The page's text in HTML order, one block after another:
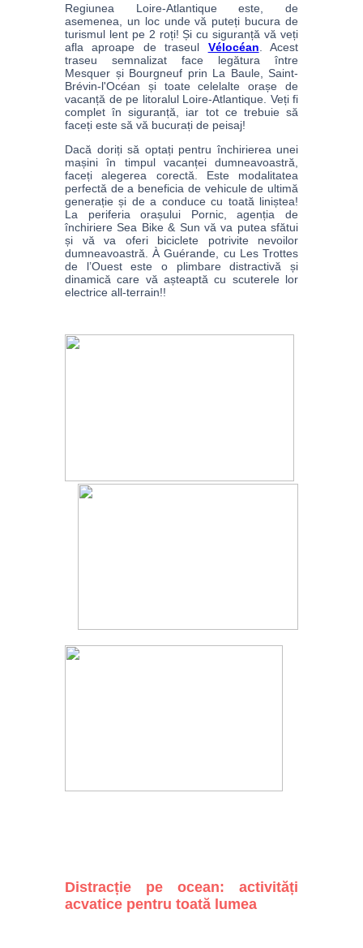
Regiunea Loire-Atlantique este, de
asemenea, un loc unde vă puteți bucura de
turismul lent pe 2 roți! Și cu siguranță vă veți
afla aproape de traseul Vélocéan . Acest
traseu semnalizat face legătura între
Mesquer și Bourgneuf prin La Baule, Saint-
Brévin-l'Océan și toate celelalte orașe de
vacanță de pe litoralul Loire-Atlantique. Veți fi
complet în siguranță, iar tot ce trebuie să
Dacă doriți să optați pentru închirierea unei
mașini în timpul vacanței dumneavoastră,
faceți alegerea corectă. Este modalitatea
perfectă de a beneficia de vehicule de ultimă
generație și de a conduce cu toată liniștea!
La periferia orașului Pornic, agenția de
închiriere Sea Bike & Sun vă va putea sfătui
și vă va oferi biciclete potrivite nevoilor
dumneavoastră. À Guérande, cu Les Trottes
de l’Ouest este o plimbare distractivă și
dinamică care vă așteaptă cu scuterele lor
electrice all-terrain!!
Distracție pe ocean: activități
acvatice pentru toată lumea